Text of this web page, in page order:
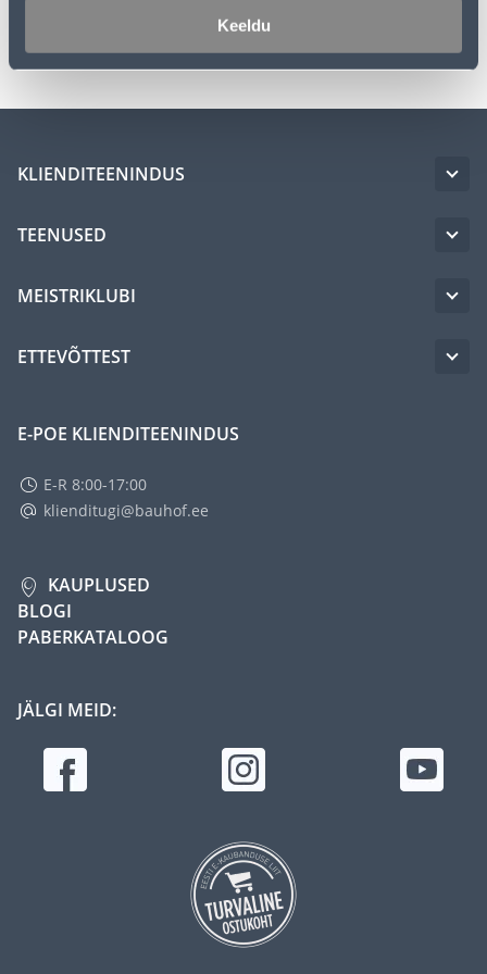
Keeldu
KLIENDITEENINDUS
TEENUSED
MEISTRIKLUBI
ETTEVÕTTEST
E-POE KLIENDITEENINDUS
E-R 8:00-17:00
klienditugi@bauhof.ee
KAUPLUSED
BLOGI
PABERKATALOOG
JÄLGI MEID: